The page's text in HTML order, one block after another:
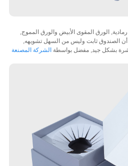
المقوى الأبيض والورق المموج,
ثابت وليس من السهل تشويهه,
جيد, مفضل بواسطةالشركة المصنعة